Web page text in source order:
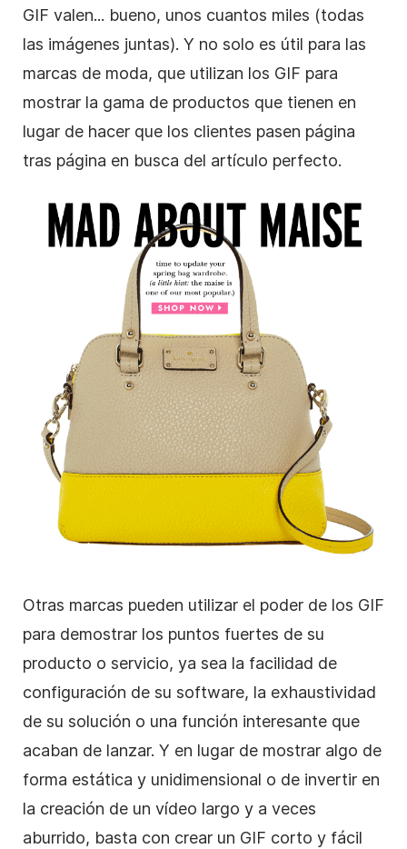
GIF valen... bueno, unos cuantos miles (todas
las imágenes juntas). Y no solo es útil para las
marcas de moda, que utilizan los GIF para
mostrar la gama de productos que tienen en
lugar de hacer que los clientes pasen página
tras página en busca del artículo perfecto.
Otras marcas pueden utilizar el poder de los GIF
para demostrar los puntos fuertes de su
producto o servicio, ya sea la facilidad de
configuración de su software, la exhaustividad
de su solución o una función interesante que
acaban de lanzar. Y en lugar de mostrar algo de
forma estática y unidimensional o de invertir en
la creación de un vídeo largo y a veces
aburrido, basta con crear un GIF corto y fácil